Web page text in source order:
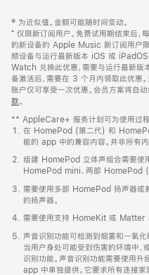
页
页
脚
注
‡ 为近似值。金额可能随时间变动。
⁺ 仅限新订阅用户。免费试用期结束后
的新设备的 Apple Music 新订阅用户限
频设备与运行最新版本 iOS 或
Watch 兑换此优惠，需要与运行最新
备激活后，需要在 3 个月内领取此优惠
账户仅可享受一次优惠。会员方案将自
款。
窗
口
中
打
开)
** AppleCare+ 服务计划可为使用过程
在 HomePod (第二代) 和
能的 app 中的兼容内容。并非所有内
组建 HomePod 立体声组合需要使
HomePod mini、两部 HomePod
需要使用多部 HomePod 扬声器或
的扬声器。
需要使用支持 HomeKit 或 Matter
声音识别功能可检测到烟雾和一氧化
当用户身处可能受到伤害的环境中，
识别功能。声音识别功能需要使用
app 中单独提供。它要求所有连接